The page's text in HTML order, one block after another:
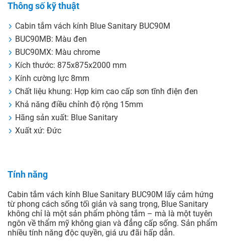
Thông số kỹ thuật
Cabin tắm vách kính Blue Sanitary BUC90M
BUC90MB: Màu đen
BUC90MX: Màu chrome
Kích thước: 875x875x2000 mm
Kính cường lực 8mm
Chất liệu khung: Hợp kim cao cấp sơn tĩnh điện đen
Khả năng điều chỉnh độ rộng 15mm
Hãng sản xuất: Blue Sanitary
Xuất xứ: Đức
Tính năng
Cabin tắm vách kính Blue Sanitary BUC90M lấy cảm hứng
từ phong cách sống tối giản và sang trọng, Blue Sanitary
không chỉ là một sản phẩm phòng tắm – mà là một tuyên
ngôn về thẩm mỹ không gian và đẳng cấp sống. Sản phẩm
nhiều tính năng độc quyền, giá ưu đãi hấp dẫn.